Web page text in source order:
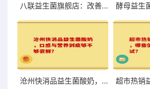
八联益生菌旗舰店：改善肠道，体验前所未有的轻盈与舒适
沧州快消品益生菌酸奶，口感与营养到底够不够尝鲜？